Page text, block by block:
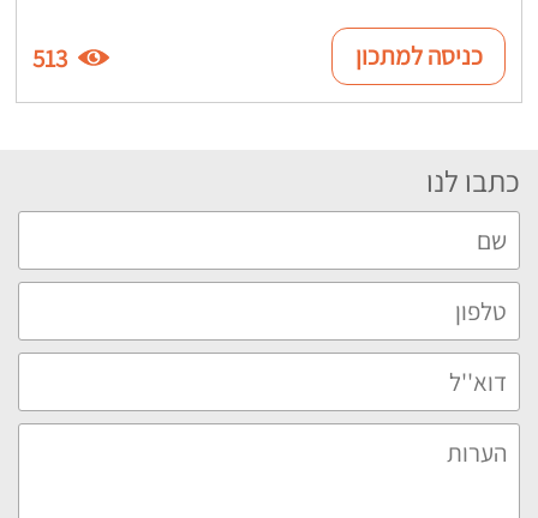
כניסה למתכון 513
כתבו לנו